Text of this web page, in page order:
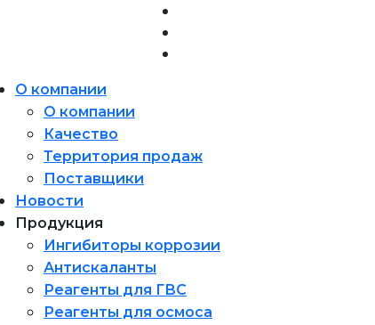
О компании
О компании
Качество
Территория продаж
Поставщики
Новости
Продукция
Ингибиторы коррозии
Антискаланты
Реагенты для ГВС
Реагенты для осмоса